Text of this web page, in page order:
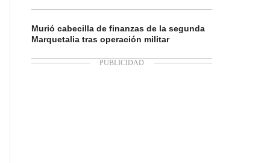
Murió cabecilla de finanzas de la segunda
Marquetalia tras operación militar